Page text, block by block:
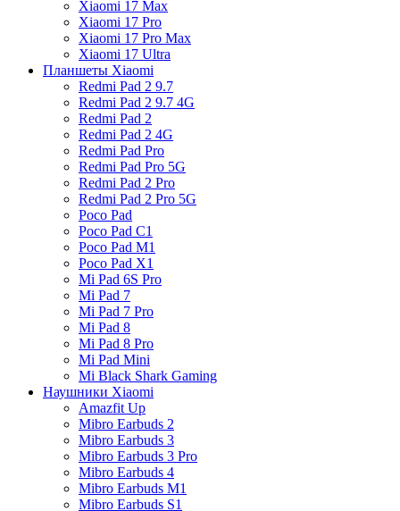
Xiaomi 17 Max
Xiaomi 17 Pro
Xiaomi 17 Pro Max
Xiaomi 17 Ultra
Планшеты Xiaomi
Redmi Pad 2 9.7
Redmi Pad 2 9.7 4G
Redmi Pad 2
Redmi Pad 2 4G
Redmi Pad Pro
Redmi Pad Pro 5G
Redmi Pad 2 Pro
Redmi Pad 2 Pro 5G
Poco Pad
Poco Pad C1
Poco Pad M1
Poco Pad X1
Mi Pad 6S Pro
Mi Pad 7
Mi Pad 7 Pro
Mi Pad 8
Mi Pad 8 Pro
Mi Pad Mini
Mi Black Shark Gaming
Наушники Xiaomi
Amazfit Up
Mibro Earbuds 2
Mibro Earbuds 3
Mibro Earbuds 3 Pro
Mibro Earbuds 4
Mibro Earbuds M1
Mibro Earbuds S1